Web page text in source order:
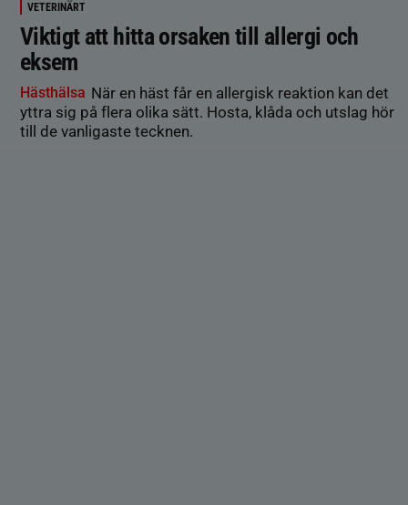
VETERINÄRT
Viktigt att hitta orsaken till allergi och
eksem
Hästhälsa När en häst får en allergisk reaktion kan det
yttra sig på flera olika sätt. Hosta, klåda och utslag hör
till de vanligaste tecknen.